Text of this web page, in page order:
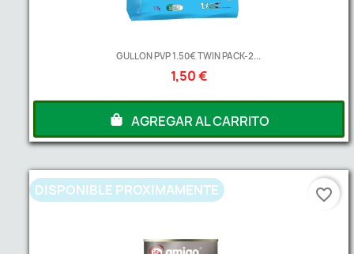
GULLON PVP 1.50€ TWIN PACK-2...
1,50 €
AGREGAR AL CARRITO
DISPONIBLE PROXIMAMENTE favorite_border